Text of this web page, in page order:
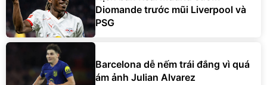
Diomande trước mũi Liverpool và
PSG
Barcelona dễ nếm trái đắng vì quá
ám ảnh Julian Alvarez